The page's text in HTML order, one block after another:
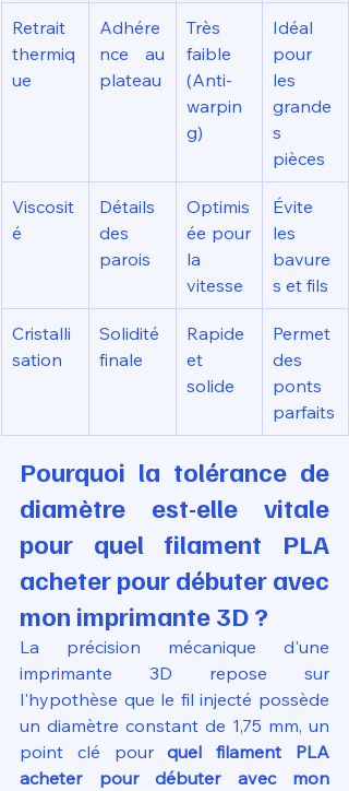
Retrait
thermiq
ue
Adhére
nce au
plateau
Très
faible
(Anti-
warpin
g)
Idéal
pour
les
grande
s
pièces
Viscosit
é
Détails
des
parois
Optimis
ée pour
la
vitesse
Évite
les
bavure
s et fils
Cristalli
sation
Solidité
finale
Rapide
et
solide
Permet
des
ponts
parfaits
Pourquoi la tolérance de
diamètre est-elle vitale
pour quel filament PLA
acheter pour débuter avec
mon imprimante 3D ?
La précision mécanique d'une
imprimante 3D repose sur
l'hypothèse que le fil injecté possède
un diamètre constant de 1,75 mm, un
point clé pour quel filament PLA
acheter pour débuter avec mon